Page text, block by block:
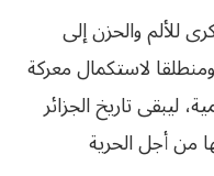
8 ماي من ذكرى للألم والحزن إلى
ومنطلقا لاستكمال معركة
ليبقى تاريخ الجزائر
من أجل الحرية